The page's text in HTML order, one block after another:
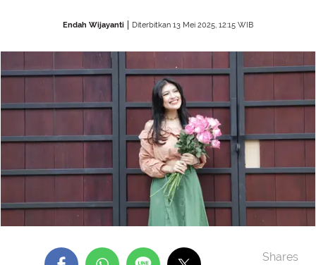
Endah Wijayanti Diterbitkan 13 Mei 2025, 12:15 WIB
Shares